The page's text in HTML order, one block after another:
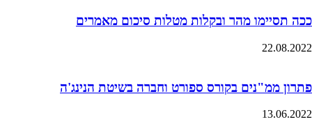
ככה תסיימו מהר ובקלות מטלות סיכום מאמרים
22.08.2022
פתרון ממ"נים בקורס ספורט וחברה בשיטת הנינג'ה
13.06.2022